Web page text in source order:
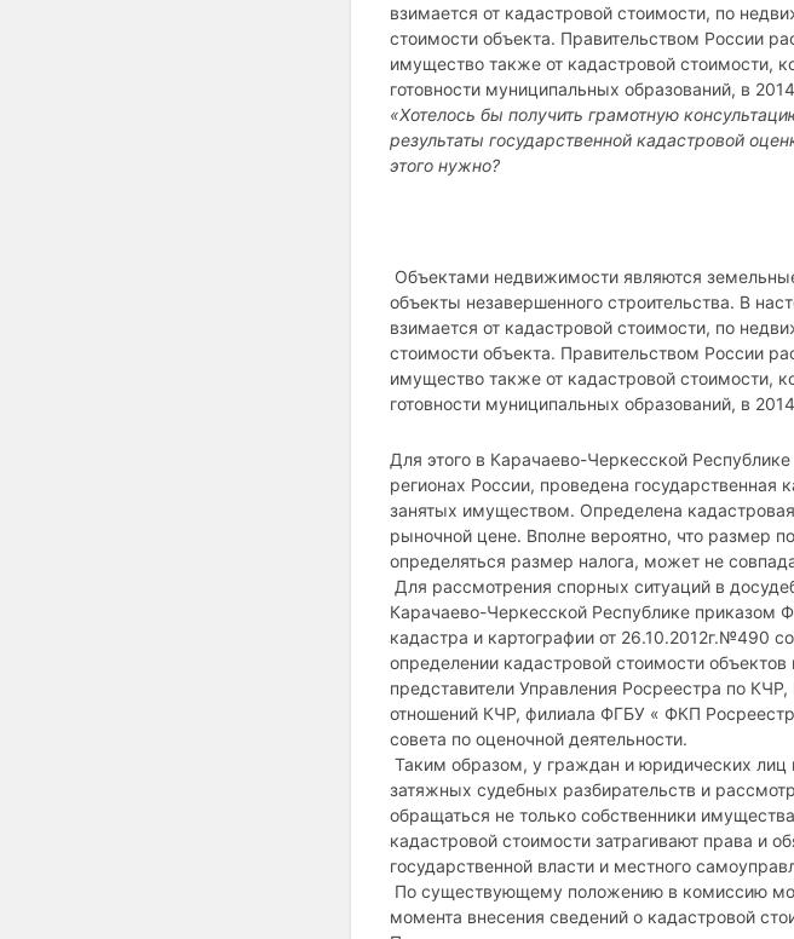
взимается от кадастровой стоимости, по
стоимости объекта. Правительством России
имущество также от кадастровой стоимости,
готовности муниципальных образований, в
«Хотелось бы получить грамотную
результаты государственной кадастровой
этого нужно?
Объектами недвижимости являются
объекты незавершенного строительства. В
взимается от кадастровой стоимости, по
стоимости объекта. Правительством России
имущество также от кадастровой стоимости,
готовности муниципальных образований, в
Для этого в Карачаево-Черкесской
регионах России, проведена
занятых имуществом. Определена
рыночной цене. Вполне вероятно, что размер
определяться размер налога, может не
Для рассмотрения спорных ситуаций в
Карачаево-Черкесской Республике приказом
кадастра и картографии от 26.10.2012г.№490
определении кадастровой стоимости
представители Управления Росреестра по
отношений КЧР, филиала ФГБУ « ФКП
совета по оценочной деятельности.
Таким образом, у граждан и юридических лиц
затяжных судебных разбирательств и
обращаться не только собственники
кадастровой стоимости затрагивают права и
государственной власти и местного
По существующему положению в комиссию
момента внесения сведений о кадастровой